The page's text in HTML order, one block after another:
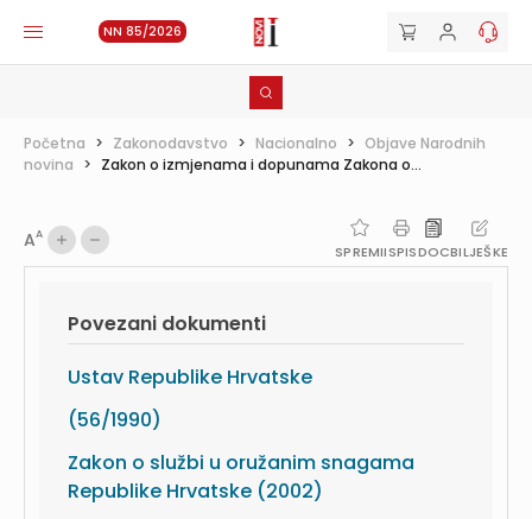
NN 85/2026
Početna > Zakonodavstvo > Nacionalno > Objave Narodnih
novina > Zakon o izmjenama i dopunama Zakona o...
AA
SPREMIISPISDOCBILJEŠKE
Povezani dokumenti
Ustav Republike Hrvatske
(56/1990)
Zakon o službi u oružanim snagama
Republike Hrvatske (2002)